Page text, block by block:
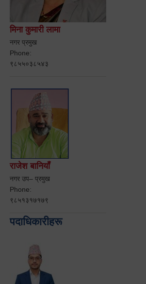
मिना कुमारी लामा
नगर प्रमुख
Phone:
९८५५०३८५४३
राजेश बानियाँ
नगर उप– प्रमुख
Phone:
९८५१३१७१७९
पदाधिकारीहरू